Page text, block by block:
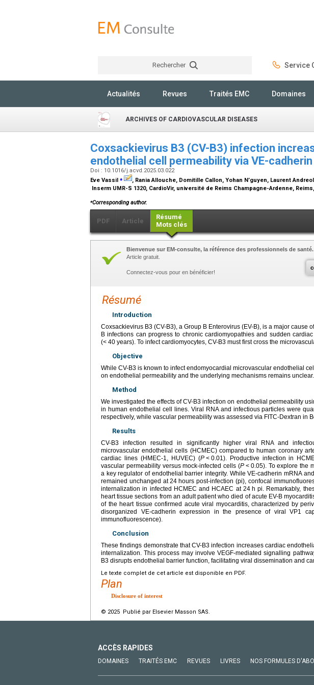
Rechercher Service
Actualités Revues Traités EMC Domaines
ARCHIVES OF CARDIOVASCULAR DISEASES
Coxsackievirus B3 (CV-B3) infection
endothelial cell permeability via VE-
Doi : 10.1016/j.acvd.2025.03.022
Eve Vassil ⁎
, Rania Allouche, Domitille Callon, Yohan N’guyen, Laurent
Inserm UMR-S 1320, CardioVir, université de Reims Champagne-Ardenne,
⁎Corresponding author.
PDF Article
Résumé
Mots clés
Bienvenue sur EM-consulte, la référence des professionnels de santé.
Article gratuit.
Connectez-vous pour en bénéficier!
Résumé
Introduction
Coxsackievirus B3 (CV-B3), a Group B Enterovirus (EV-B), is a major cause
B infections can progress to chronic cardiomyopathies and sudden
(< 40 years). To infect cardiomyocytes, CV-B3 must first cross the
Objective
While CV-B3 is known to infect endomyocardial microvascular endothelial
on endothelial permeability and the underlying mechanisms remains unclear.
Method
We investigated the effects of CV-B3 infection on endothelial permeability
in human endothelial cell lines. Viral RNA and infectious particles were
respectively, while vascular permeability was assessed via FITC-Dextran in
Results
CV-B3 infection resulted in significantly higher viral RNA and
microvascular endothelial cells (HCMEC) compared to human coronary
cardiac lines (HMEC-1, HUVEC) (P < 0.01). Productive infection in
vascular permeability versus mock-infected cells (P < 0.05). To explore the
a key regulator of endothelial barrier integrity. While VE-cadherin mRNA
remained unchanged at 24 hours post-infection (pi), confocal
internalization in infected HCMEC and HCAEC at 24 h pi. Remarkably,
heart tissue sections from an adult patient who died of acute EV-B
of the heart tissue confirmed acute viral myocarditis, characterized by
disorganized VE-cadherin expression in the presence of viral VP1
immunofluorescence).
Conclusion
These findings demonstrate that CV-B3 infection increases cardiac
internalization. This process may involve VEGF-mediated signalling
B3 disrupts endothelial barrier function, facilitating viral dissemination and
Le texte complet de cet article est disponible en PDF.
Plan
Disclosure of interest
© 2025 Publié par Elsevier Masson SAS.
ACCÈS RAPIDES
DOMAINES TRAITÉS EMC REVUES LIVRES NOS FORMULES